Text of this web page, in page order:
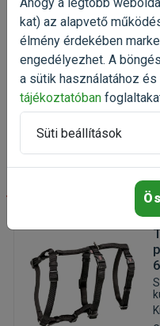
kat) az alapvető
élmény érdekében
engedélyezhet. A
a sütik használatához
tájékoztatóban
Süti beállítások